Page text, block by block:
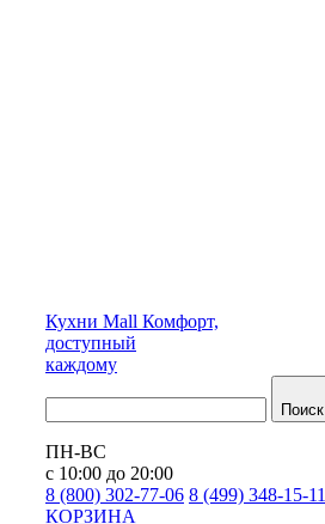
Кухни Mall Комфорт,
доступный
каждому
Поиск
ПН-ВС
с 10:00 до 20:00
8 (800) 302-77-06 8 (499) 348-15-11
КОРЗИНА